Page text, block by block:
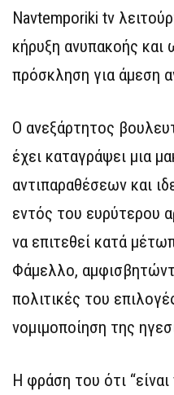
Navtemporiki tv
κήρυξη ανυπακοής και
πρόσκληση για άμεση
Ο ανεξάρτητος
έχει καταγράψει μια
αντιπαραθέσεων και
εντός του ευρύτερου
να επιτεθεί κατά
Φάμελλο,
πολιτικές του
νομιμοποίηση της
Η φράση του ότι